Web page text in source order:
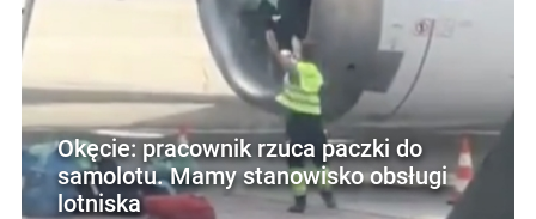
Okęcie: pracownik rzuca paczki do
samolotu. Mamy stanowisko obsługi
lotniska